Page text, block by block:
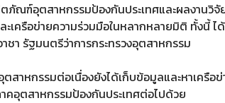
ภัณฑ์อุตสาหกรรมป้องกันประเทศและผลงาน
เครือข่ายความร่วมมือในหลากหลายมิติ ทั้งนี้
ชา รัฐมนตรีว่าการกระทรวงอุตสาหกรรม
าหกรรมต่อเนื่องยังได้เก็บข้อมูลและหาเครื
คอุตสาหกรรมป้องกันประเทศต่อไปด้วย